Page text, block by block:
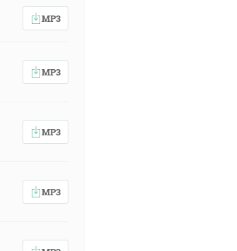
MP3
MP3
MP3
MP3